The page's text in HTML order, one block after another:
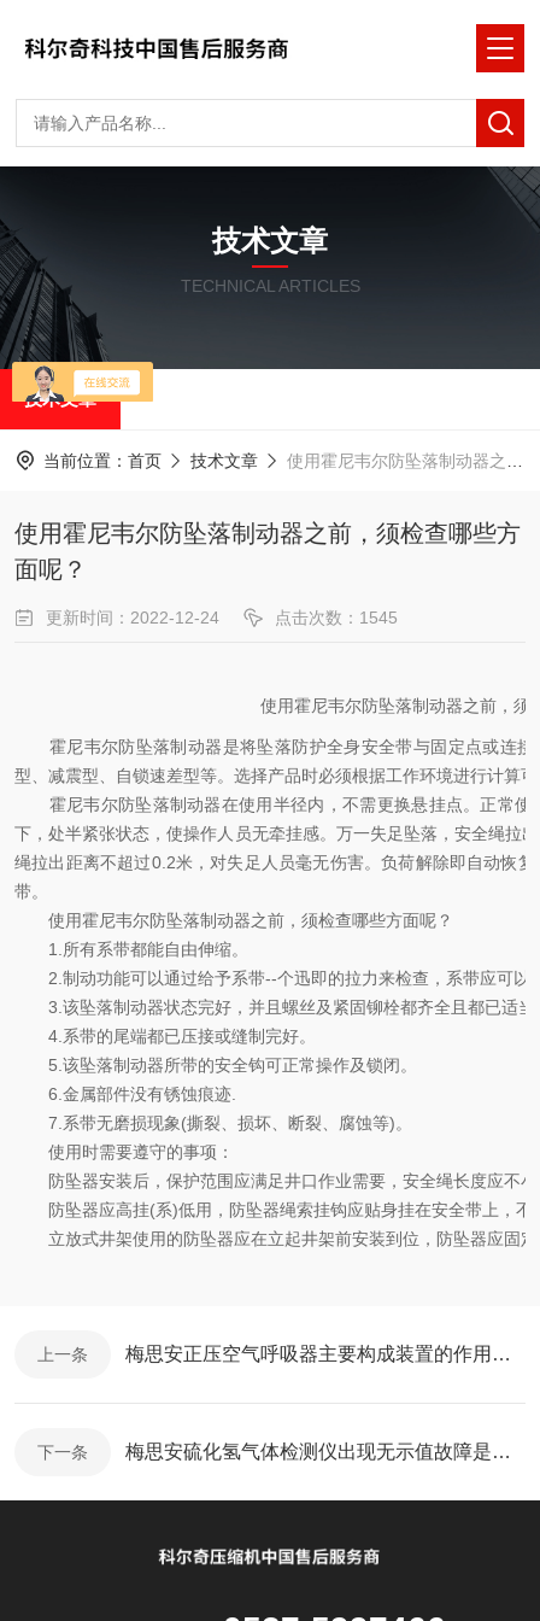
技术文章
TECHNICAL ARTICLES
技术文章
当前位置： 首页 技术文章 使用霍尼韦尔防坠落制动器之前，须检查哪些方面呢？
使用霍尼韦尔防坠落制动器之前，须检查哪些方
面呢？
更新时间：2022-12-24 点击次数：1545
使用霍尼韦尔防坠落制动器之前，须
霍尼韦尔防坠落制动器是将坠落防护全身安全带与固定点或连接
型、减震型、自锁速差型等。选择产品时必须根据工作环境进行计算
霍尼韦尔防坠落制动器在使用半径内，不需更换悬挂点。正常使
下，处半紧张状态，使操作人员无牵挂感。万一失足坠落，安全绳拉
绳拉出距离不超过0.2米，对失足人员毫无伤害。负荷解除即自动恢
带。
使用霍尼韦尔防坠落制动器之前，须检查哪些方面呢？
1.所有系带都能自由伸缩。
2.制动功能可以通过给予系带--个迅即的拉力来检查，系带应可以
3.该坠落制动器状态完好，并且螺丝及紧固铆栓都齐全且都已适当
4.系带的尾端都已压接或缝制完好。
5.该坠落制动器所带的安全钩可正常操作及锁闭。
6.金属部件没有锈蚀痕迹.
7.系带无磨损现象(撕裂、损坏、断裂、腐蚀等)。
使用时需要遵守的事项：
防坠器安装后，保护范围应满足井口作业需要，安全绳长度应不小
防坠器应高挂(系)低用，防坠器绳索挂钩应贴身挂在安全带上，不
立放式井架使用的防坠器应在立起井架前安装到位，防坠器应固定
上一条 梅思安正压空气呼吸器主要构成装置的作用分别是什么？
下一条 梅思安硫化氢气体检测仪出现无示值故障是什么原因？